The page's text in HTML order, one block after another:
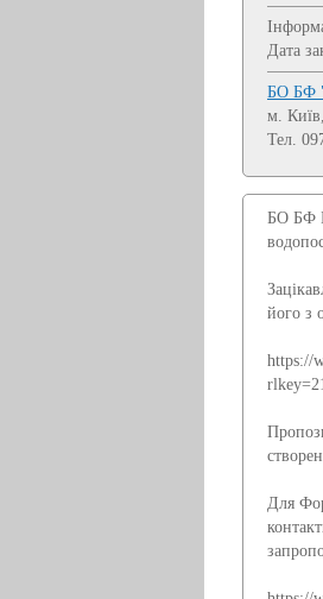
Дата
БО БФ
м.
Тел.
БО БФ
його з
https://
Для